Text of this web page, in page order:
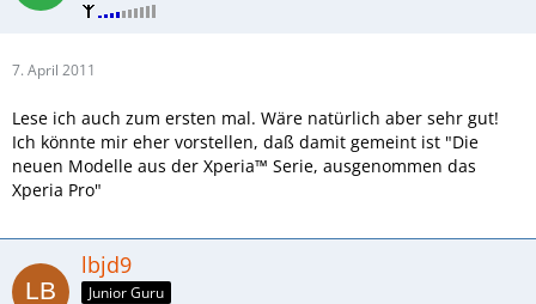
7. April 2011
Lese ich auch zum ersten mal. Wäre natürlich aber sehr gut!
Ich könnte mir eher vorstellen, daß damit gemeint ist "Die
neuen Modelle aus der Xperia™ Serie, ausgenommen das
Xperia Pro"
lbjd9
Junior Guru